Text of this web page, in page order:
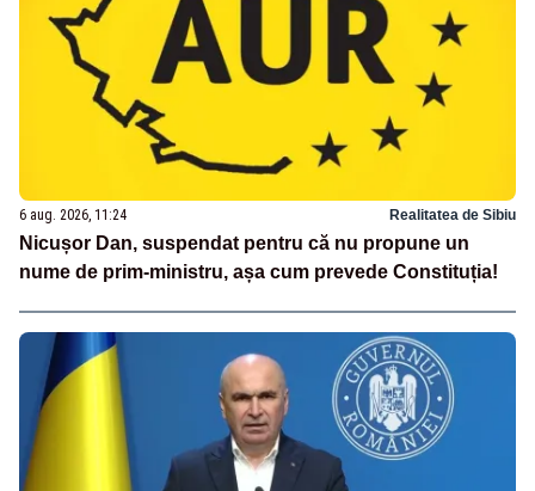
6 aug. 2026, 11:24 Realitatea de Sibiu
Nicușor Dan, suspendat pentru că nu propune un
nume de prim-ministru, așa cum prevede Constituția!